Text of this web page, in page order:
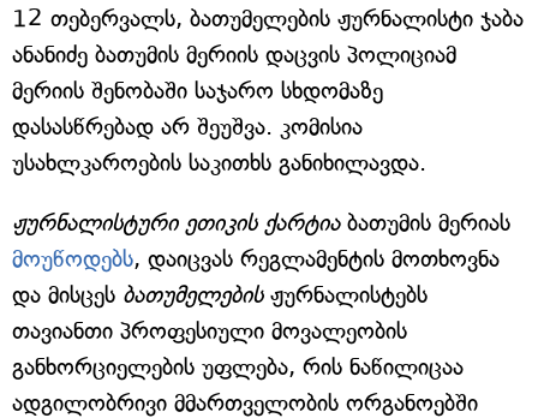
12 თებერვალს, ბათუმელების ჟურნალისტი ჯაბა
ანანიძე ბათუმის მერიის დაცვის პოლიციამ
მერიის შენობაში საჯარო სხდომაზე
დასასწრებად არ შეუშვა. კომისია
უსახლკაროების საკითხს განიხილავდა.
ჟურნალისტური ეთიკის ქარტიაბათუმის მერიას
მოუწოდებს, დაიცვას რეგლამენტის მოთხოვნა
და მისცეს ბათუმელებისჟურნალისტებს
თავიანთი პროფესიული მოვალეობის
განხორციელების უფლება, რის ნაწილიცაა
ადგილობრივი მმართველობის ორგანოებში